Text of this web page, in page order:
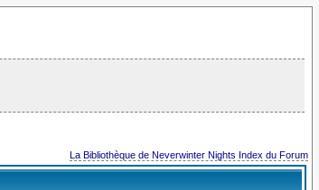
La Bibliothèque de Neverwinter Nights Index du Forum